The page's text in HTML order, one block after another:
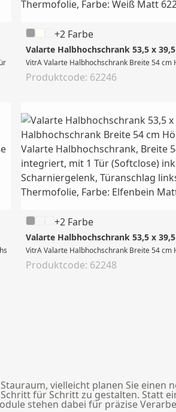
Türanschlag: links, integrierte
+2 Farbe
Valarte Halbhochschrank 53,5 x
VitrA Valarte Halbhochschrank Breite 54
Produktcode: 62246
Breite 54 cm, Höhe 83 cm,
+2 Farbe
Valarte Halbhochschrank 53,5 x
VitrA Valarte Halbhochschrank Breite 54
Produktcode: 62248
vielleicht planen Sie einen
für Schritt zu gestalten. Statt
stehen dabei für präzise